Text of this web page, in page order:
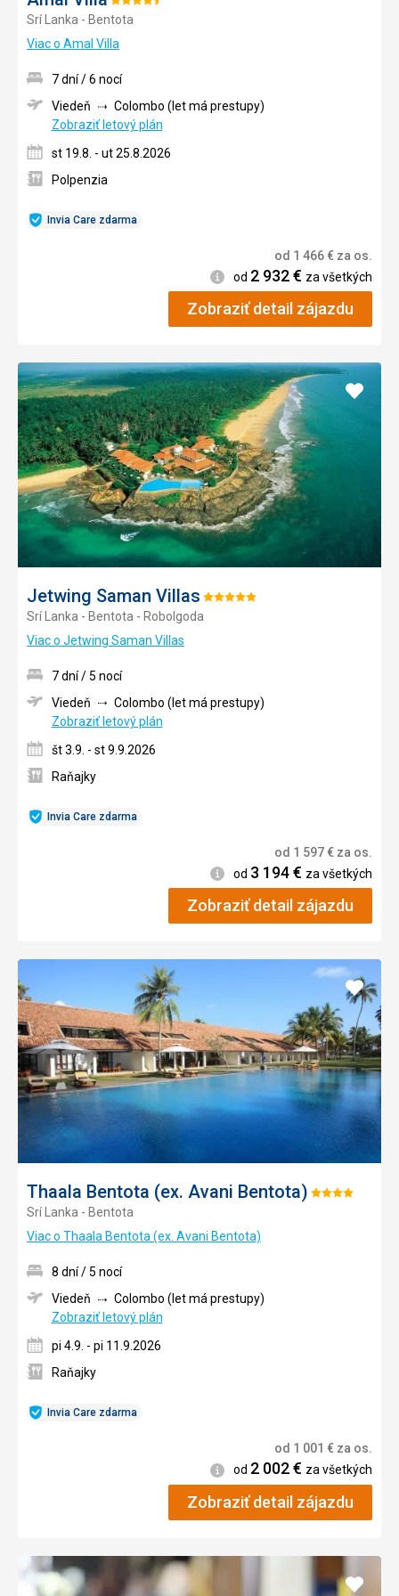
4.5/5
Srí Lanka - Bentota
Viac o Amal Villa
Invia Care zdarma
7 dní / 6 nocí
Viedeň
Colombo (let má prestupy)
Zobraziť letový plán
st 19.8. - ut 25.8.2026
Polpenzia
od 1 466€ za os.
Informácie
od 2 932€ za všetkých
Zobraziť detail zájazdu
Jetwing Saman Villas Hodnotenie:
5/5
Srí Lanka - Bentota - Robolgoda
Viac o Jetwing Saman Villas
Pridať
Invia Care zdarma
7 dní / 5 nocí
Viedeň
Colombo (let má prestupy)
Zobraziť letový plán
št 3.9. - st 9.9.2026
Raňajky
od 1 597€ za os.
Informácie
od 3 194€ za všetkých
Zobraziť detail zájazdu
Thaala Bentota (ex. Avani Bentota) Hodnotenie:
Srí Lanka - Bentota
Viac o Thaala Bentota (ex. Avani Bentota)
Pridať
do
Invia Care zdarma
8 dní / 5 nocí
Viedeň
Colombo (let má prestupy)
Zobraziť letový plán
pi 4.9. - pi 11.9.2026
Raňajky
od 1 001 € za os.
Informácie
od 2 002€ za všetkých
Zobraziť detail zájazdu
Pridať